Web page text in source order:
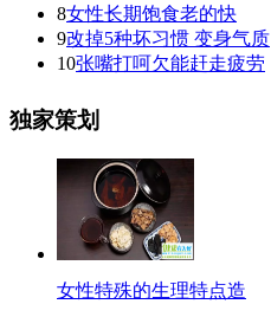
8女性长期饱食老的快
9改掉5种坏习惯 变身气质
10张嘴打呵欠能赶走疲劳
独家策划
女性特殊的生理特点造